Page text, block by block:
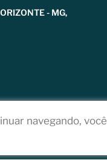
- MG,
navegando, você